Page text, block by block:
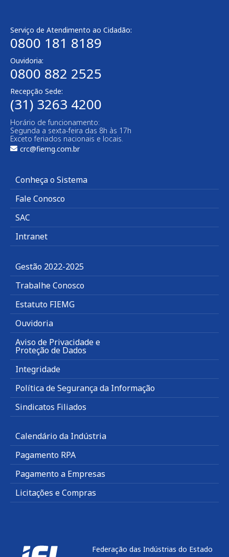
Serviço de Atendimento ao Cidadão:
0800 181 8189
Ouvidoria:
0800 882 2525
Recepção Sede:
(31) 3263 4200
Horário de funcionamento:
Segunda a sexta-feira das 8h às 17h
Exceto feriados nacionais e locais.
crc@fiemg.com.br
Conheça o Sistema
Fale Conosco
SAC
Intranet
Gestão 2022-2025
Trabalhe Conosco
Estatuto FIEMG
Ouvidoria
Aviso de Privacidade e
Proteção de Dados
Integridade
Política de Segurança da Informação
Sindicatos Filiados
Calendário da Indústria
Pagamento RPA
Pagamento a Empresas
Licitações e Compras
Federação das Indústrias do Estado